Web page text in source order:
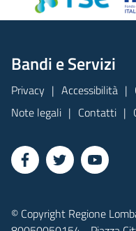
Bandi e Servizi
Privacy Accessibilità
Note legali
Contatti
© Copyright Regione